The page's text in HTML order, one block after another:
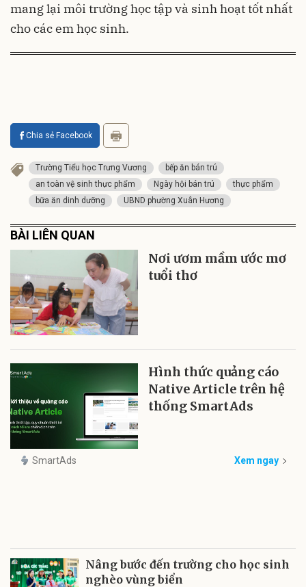
mang lại môi trường học tập và sinh hoạt tốt nhất
cho các em học sinh.
Chia sẻ Facebook
Trường Tiểu học Trưng Vương
bếp ăn bán trú
an toàn vệ sinh thực phẩm
Ngày hội bán trú
thực phẩm
bữa ăn dinh dưỡng
UBND phường Xuân Hương
BÀI LIÊN QUAN
Nơi ươm mầm ước mơ
tuổi thơ
Hình thức quảng cáo
Native Article trên hệ
thống SmartAds
SmartAds Xem ngay
Nâng bước đến trường cho học sinh
nghèo vùng biển